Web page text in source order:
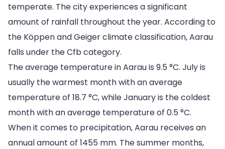
temperate. The city experiences a significant
amount of rainfall throughout the year. According to
the Köppen and Geiger climate classification, Aarau
falls under the Cfb category.
The average temperature in Aarau is 9.5 °C. July is
usually the warmest month with an average
temperature of 18.7 °C, while January is the coldest
month with an average temperature of 0.5 °C.
When it comes to precipitation, Aarau receives an
annual amount of 1455 mm. The summer months,